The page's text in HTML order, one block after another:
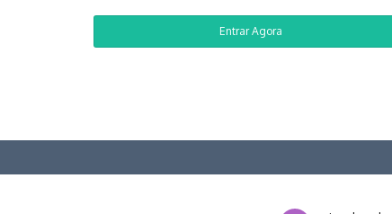
Entrar Agora